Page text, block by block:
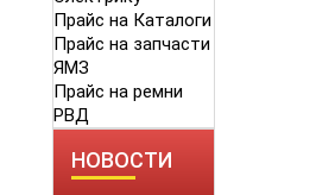
Прайс на Каталоги
Прайс на запчасти
ЯМЗ
Прайс на ремни
РВД
НОВОСТИ